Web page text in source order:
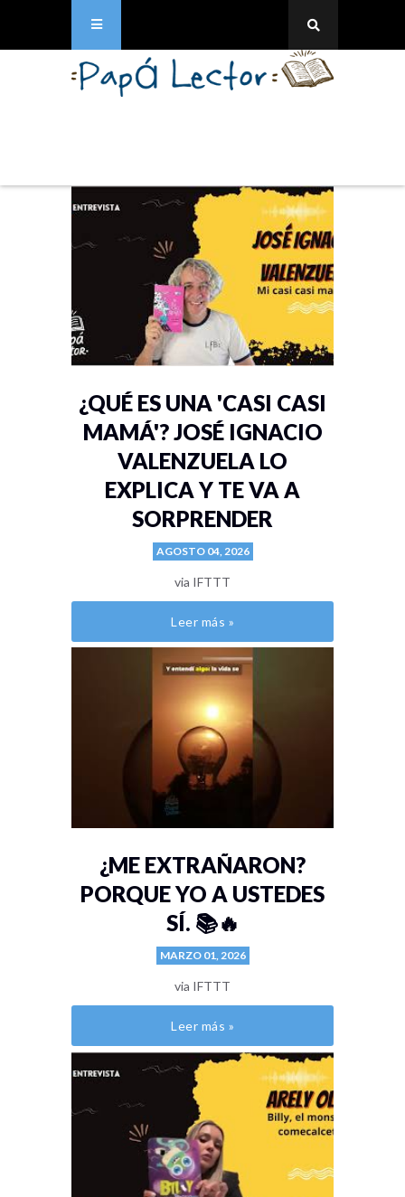
¿QUÉ ES UNA 'CASI CASI
MAMÁ'? JOSÉ IGNACIO
VALENZUELA LO
EXPLICA Y TE VA A
SORPRENDER
AGOSTO 04, 2026
via IFTTT
Leer más »
¿ME EXTRAÑARON?
PORQUE YO A USTEDES
SÍ. 📚🔥
MARZO 01, 2026
via IFTTT
Leer más »